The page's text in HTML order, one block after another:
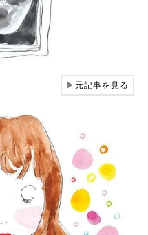
▶元記事を見る